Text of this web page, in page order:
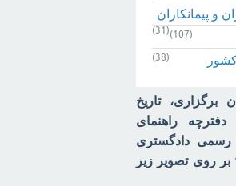
و پیمانکاران
(31) (107)
(38)
برگزاری، تاریخ
راهنمای
رسمی دادگستری
(قوه قضائیه) 1403 بر روی تصویر زیر